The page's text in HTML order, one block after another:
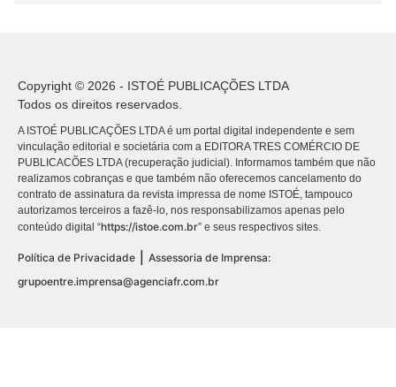
Copyright © 2026 - ISTOÉ PUBLICAÇÕES LTDA
Todos os direitos reservados.
A ISTOÉ PUBLICAÇÕES LTDA é um portal digital independente e sem
vinculação editorial e societária com a EDITORA TRES COMÉRCIO DE
PUBLICACÕES LTDA (recuperação judicial). Informamos também que não
realizamos cobranças e que também não oferecemos cancelamento do
contrato de assinatura da revista impressa de nome ISTOÉ, tampouco
autorizamos terceiros a fazê-lo, nos responsabilizamos apenas pelo
conteúdo digital “https://istoe.com.br” e seus respectivos sites.
Política de Privacidade
Assessoria de Imprensa:
grupoentre.imprensa@agenciafr.com.br